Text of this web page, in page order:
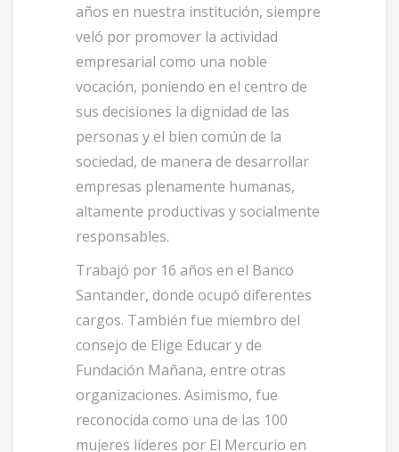
años en nuestra institución, siempre
veló por promover la actividad
empresarial como una noble
vocación, poniendo en el centro de
sus decisiones la dignidad de las
personas y el bien común de la
sociedad, de manera de desarrollar
empresas plenamente humanas,
altamente productivas y socialmente
responsables.
Trabajó por 16 años en el Banco
Santander, donde ocupó diferentes
cargos. También fue miembro del
consejo de Elige Educar y de
Fundación Mañana, entre otras
organizaciones. Asimismo, fue
reconocida como una de las 100
mujeres líderes por El Mercurio en